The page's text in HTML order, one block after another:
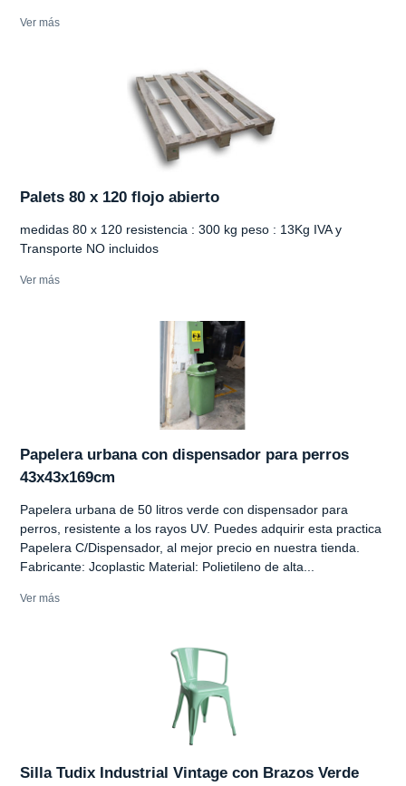
Ver más
Palets 80 x 120 flojo abierto
medidas 80 x 120 resistencia : 300 kg peso : 13Kg IVA y
Transporte NO incluidos
Ver más
Papelera urbana con dispensador para perros
43x43x169cm
Papelera urbana de 50 litros verde con dispensador para
perros, resistente a los rayos UV. Puedes adquirir esta practica
Papelera C/Dispensador, al mejor precio en nuestra tienda.
Fabricante: Jcoplastic Material: Polietileno de alta...
Ver más
Silla Tudix Industrial Vintage con Brazos Verde